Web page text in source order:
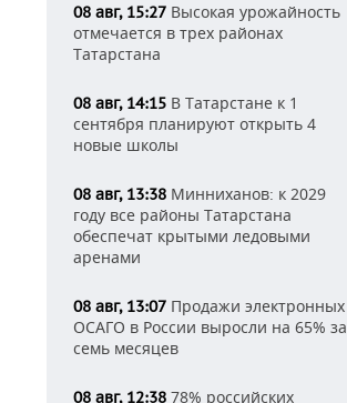
08 авг, 15:27 Высокая урожайность
отмечается в трех районах
Татарстана
08 авг, 14:15 В Татарстане к 1
сентября планируют открыть 4
новые школы
08 авг, 13:38 Минниханов: к 2029
году все районы Татарстана
обеспечат крытыми ледовыми
аренами
08 авг, 13:07 Продажи электронных
ОСАГО в России выросли на 65% за
семь месяцев
08 авг, 12:38 78% российских